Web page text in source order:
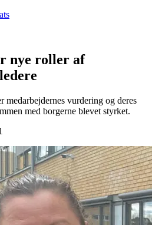
nye roller af
medarbejdernes vurdering og deres
med borgerne blevet styrket.